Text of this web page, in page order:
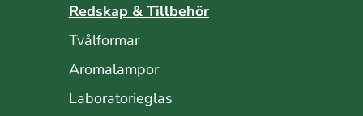
Redskap & Tillbehör
Tvålformar
Aromalampor
Laboratorieglas